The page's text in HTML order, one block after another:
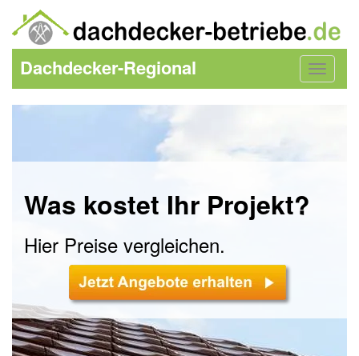
Toggle
Dachdecker-Regional
Was kostet Ihr Projekt?
Hier Preise vergleichen.